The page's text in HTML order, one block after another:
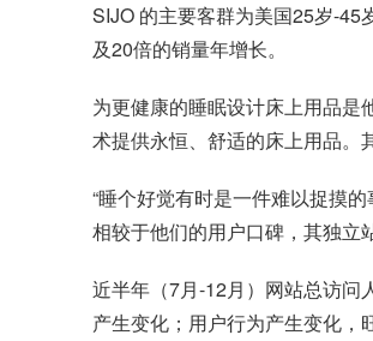
SIJO 的主要客群为美国25岁-45
及20倍的销量年增长。
为更健康的睡眠设计床上用品
术提供永恒、舒适的床上用品。
“睡个好觉有时是一件难以捉摸
相较于他们的用户口碑，其独立
近半年（7月-12月）网站总访问
产生变化；用户行为产生变化，